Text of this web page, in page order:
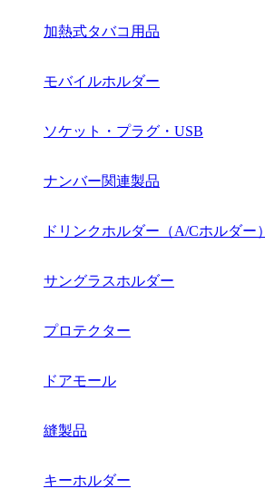
加熱式タバコ用品
モバイルホルダー
ソケット・プラグ・USB
ナンバー関連製品
ドリンクホルダー（A/Cホルダー）
サングラスホルダー
プロテクター
ドアモール
縫製品
キーホルダー